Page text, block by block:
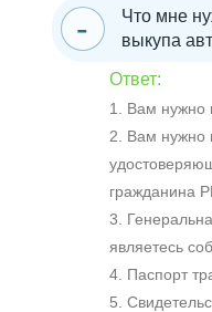
Что мне
выкупа
Ответ:
1. Вам нужно
2. Вам нужно
гражданина
3.
являетесь
4. Паспорт
5.